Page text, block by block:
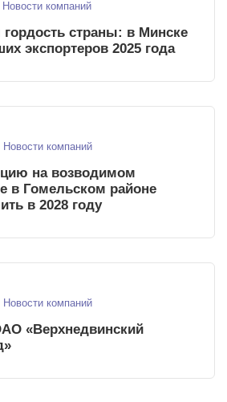
Новости компаний
страны: в Минске
экспортеров 2025 года
Новости компаний
на возводимом
в Гомельском районе
в 2028 году
Новости компаний
«Верхнедвинский